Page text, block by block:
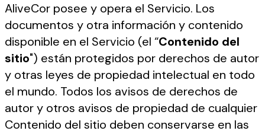
AliveCor posee y opera el Servicio. Los
documentos y otra información y contenido
disponible en el Servicio (el “Contenido del
sitio") están protegidos por derechos de autor
y otras leyes de propiedad intelectual en todo
el mundo. Todos los avisos de derechos de
autor y otros avisos de propiedad de cualquier
Contenido del sitio deben conservarse en las